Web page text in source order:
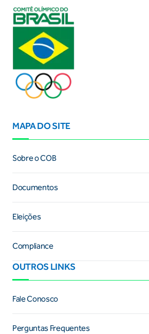
MAPA DO SITE
Sobre o COB
Documentos
Eleições
Compliance
OUTROS LINKS
Fale Conosco
Perguntas Frequentes